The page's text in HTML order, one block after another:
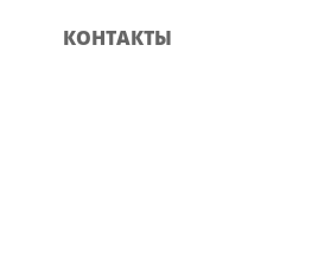
КОНТАКТЫ